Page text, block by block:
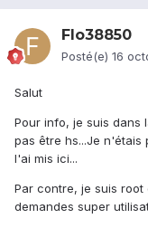
Flo38850
Posté(e) 16
Salut
Pour info, je suis dans
pas être hs...Je
l'ai mis ici...
Par contre, je suis
demandes super